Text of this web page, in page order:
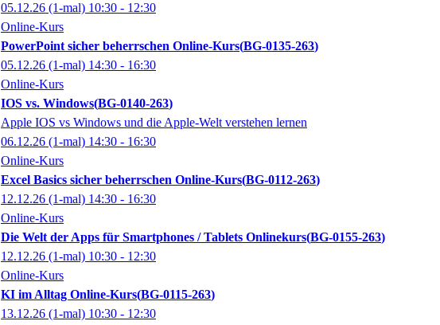
05.12.26 (1-mal) 10:30 - 12:30
Online-Kurs
PowerPoint sicher beherrschen Online-Kurs BG-0135-263
05.12.26 (1-mal) 14:30 - 16:30
Online-Kurs
IOS vs. Windows BG-0140-263
Apple IOS vs Windows und die Apple-Welt verstehen lernen
06.12.26 (1-mal) 14:30 - 16:30
Online-Kurs
Excel Basics sicher beherrschen Online-Kurs BG-0112-263
12.12.26 (1-mal) 14:30 - 16:30
Online-Kurs
Die Welt der Apps für Smartphones / Tablets Onlinekurs BG-0155-263
12.12.26 (1-mal) 10:30 - 12:30
Online-Kurs
KI im Alltag Online-Kurs BG-0115-263
13.12.26 (1-mal) 10:30 - 12:30